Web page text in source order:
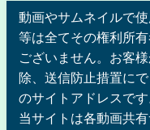
動画やサムネイルで
等は全てその権利所
ございません。お客
除、送信防止措置に
のサイトアドレスで
当サイトは各動画共